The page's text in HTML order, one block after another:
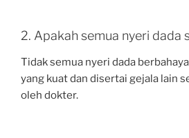
2. Apakah semua nyeri dada
Tidak semua nyeri dada
yang kuat dan disertai gejala lain
oleh dokter.